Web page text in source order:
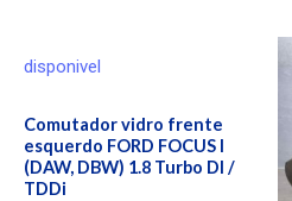
5
5
disponivel
Comutador vidro frente
esquerdo FORD FOCUS I
(DAW, DBW) 1.8 Turbo DI /
TDDi